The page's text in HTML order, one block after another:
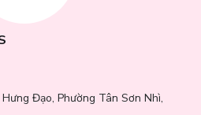
Đạo, Phường Tân Sơn Nhì,